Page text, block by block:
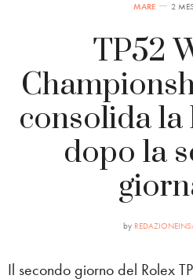
MARE 2
TP52
consolida la
dopo la
by
Il secondo giorno del Rolex